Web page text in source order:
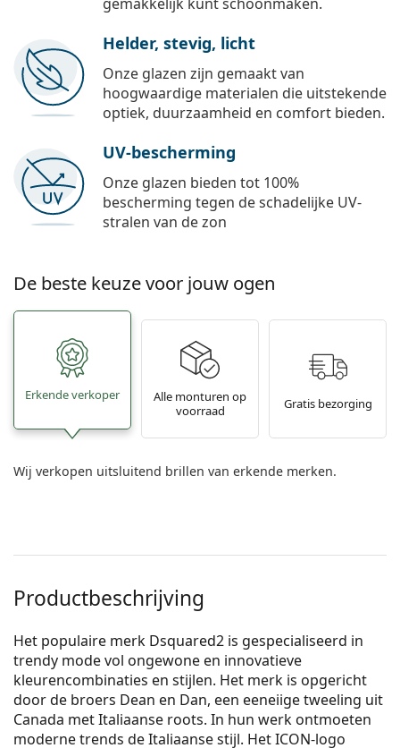
Helder, stevig, licht
Onze glazen zijn gemaakt van
hoogwaardige materialen die uitstekende
optiek, duurzaamheid en comfort bieden.
UV-bescherming
Onze glazen bieden tot 100%
bescherming tegen de schadelijke UV-
stralen van de zon
De beste keuze voor jouw ogen
Erkende verkoper
Alle monturen op
voorraad
Gratis bezorging
Wij verkopen uitsluitend brillen van erkende merken.
Productbeschrijving
Het populaire merk Dsquared2 is gespecialiseerd in
trendy mode vol ongewone en innovatieve
kleurencombinaties en stijlen. Het merk is opgericht
door de broers Dean en Dan, een eeneiige tweeling uit
Canada met Italiaanse roots. In hun werk ontmoeten
moderne trends de Italiaanse stijl. Het ICON-logo